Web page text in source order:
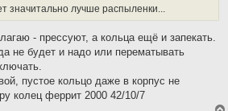
значитально лучше распыленки...
- прессуют, а кольца ещё и запекать.
не будет и надо или перематывать
пустое кольцо даже в корпус не
колец феррит 2000 42/10/7